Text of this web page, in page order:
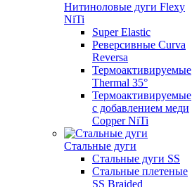
Нитиноловые дуги Flexy
NiTi
Super Elastic
Реверсивные Curva
Reversa
Термоактивируемые
Thermal 35°
Термоактивируемые
с добавлением меди
Copper NiTi
Стальные дуги
Стальные дуги SS
Стальные плетеные
SS Braided